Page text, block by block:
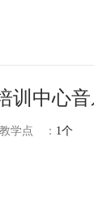
训中心
教学点 ： 1个